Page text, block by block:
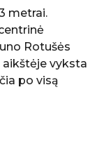
metrai.
Rotušės
aikštėje vyksta
po visą